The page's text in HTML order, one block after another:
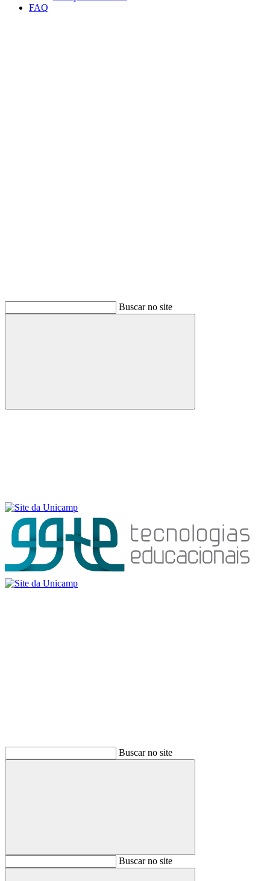
FAQ
Buscar no site
Buscar
Buscar no site
BuscarBuscar no site